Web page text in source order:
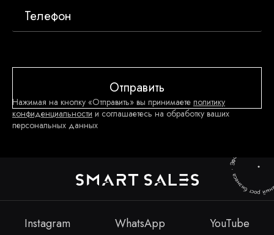
Нажимая на кнопку «Отправить» вы принимаете политику
конфиденциальности и соглашаетесь на обработку ваших
персональных данных
Instagram WhatsApp YouTube